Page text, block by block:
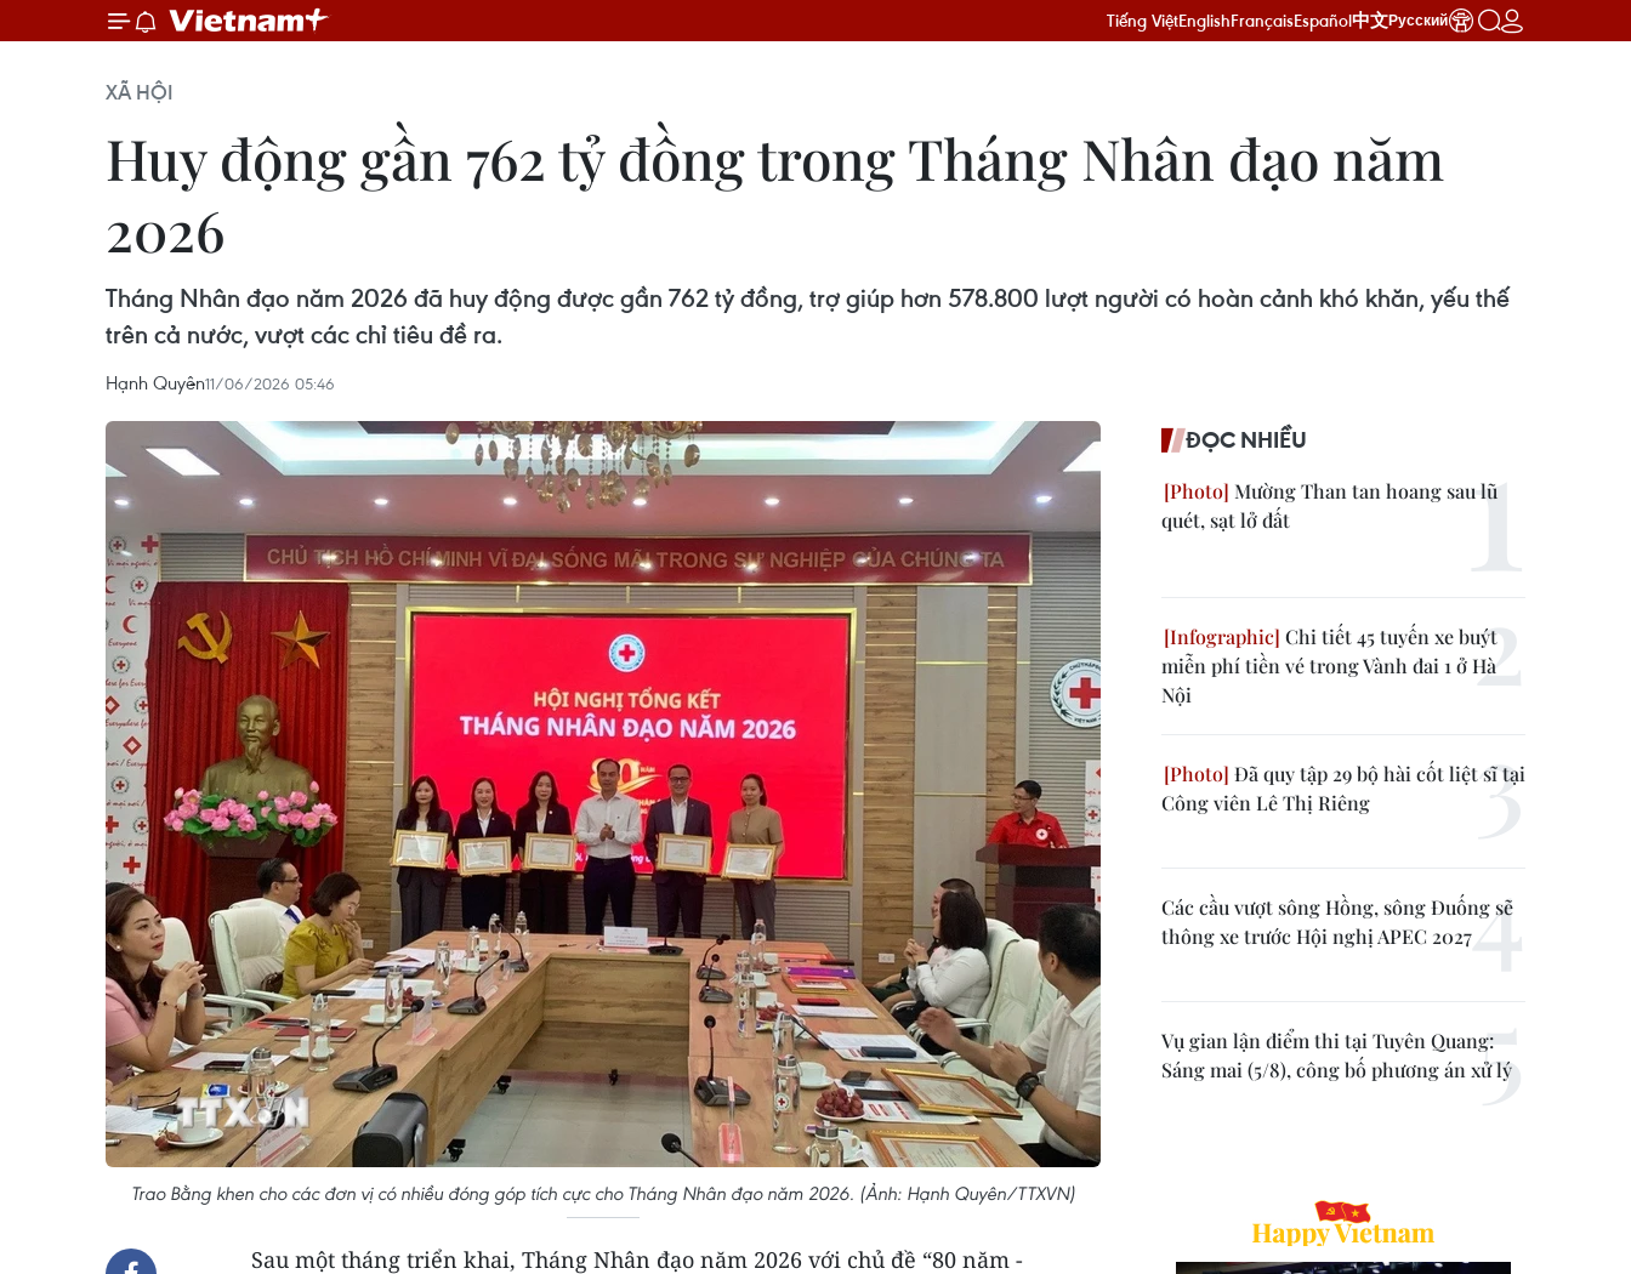
Tiếng ViệtEnglishFrançaisEspañol中文Русский
XÃ HỘI
Huy động gần 762 tỷ đồng trong Tháng Nhân đạo năm
2026
Tháng Nhân đạo năm 2026 đã huy động được gần 762 tỷ đồng, trợ giúp hơn 578.800 lượt người có hoàn cảnh khó khăn, yếu thế
trên cả nước, vượt các chỉ tiêu đề ra.
Hạnh Quyên11/06/2026 05:46
Trao Bằng khen cho các đơn vị có nhiều đóng góp tích cực cho Tháng Nhân đạo năm 2026. (Ảnh: Hạnh Quyên/TTXVN)
Sau một tháng triển khai, Tháng Nhân đạo năm 2026 với chủ đề “80 năm -
ĐỌC NHIỀU
Mường Than tan hoang sau lũ
quét, sạt lở đất
Chi tiết 45 tuyến xe buýt
miễn phí tiền vé trong Vành đai 1 ở Hà
Nội
Đã quy tập 29 bộ hài cốt liệt sĩ tại
Công viên Lê Thị Riêng
Các cầu vượt sông Hồng, sông Đuống sẽ
thông xe trước Hội nghị APEC 2027
Vụ gian lận điểm thi tại Tuyên Quang:
Sáng mai (5/8), công bố phương án xử lý